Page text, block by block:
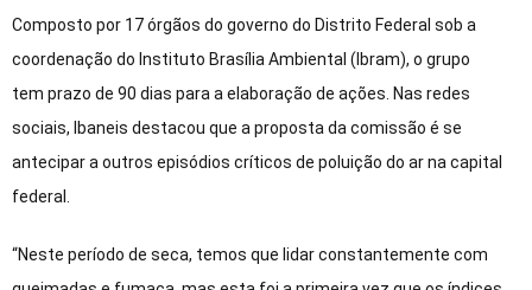
Composto por 17 órgãos do governo do Distrito Federal sob a
coordenação do Instituto Brasília Ambiental (Ibram), o grupo
tem prazo de 90 dias para a elaboração de ações. Nas redes
sociais, Ibaneis destacou que a proposta da comissão é se
antecipar a outros episódios críticos de poluição do ar na capital
federal.
“Neste período de seca, temos que lidar constantemente com